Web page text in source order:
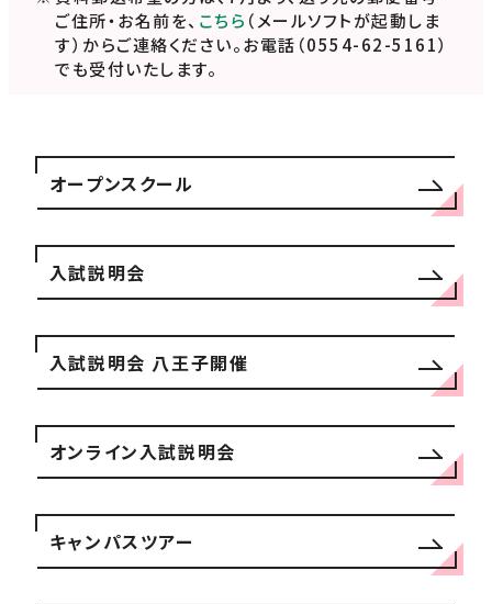
ご住所・お名前を、 こちら （メールソフトが起動しま
す）からご連絡ください。お電話（0554-62-5161）
でも受付いたします。
オープンスクール
入試説明会
入試説明会 八王子開催
オンライン入試説明会
キャンパスツアー